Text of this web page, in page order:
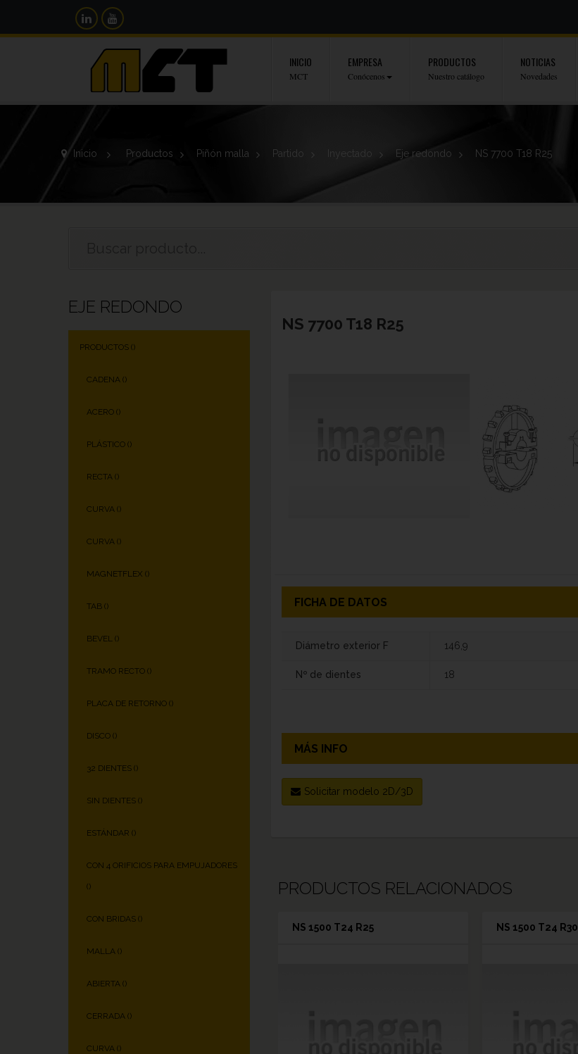
INICIO
MCT
EMPRESA
Conócenos
PRODUCTOS
Nuestro catálogo
NOTICIAS
Novedades
Inicio > Productos > Piñón malla > Partido > Inyectado > Eje redondo > NS 7700 T18 R25
EJE REDONDO
PRODUCTOS ()
CADENA ()
ACERO ()
PLÁSTICO ()
RECTA ()
CURVA ()
CURVA ()
MAGNETFLEX ()
TAB ()
BEVEL ()
TRAMO RECTO ()
PLACA DE RETORNO ()
DISCO ()
32 DIENTES ()
SIN DIENTES ()
ESTÁNDAR ()
CON 4 ORIFICIOS PARA EMPUJADORES
()
CON BRIDAS ()
MALLA ()
ABIERTA ()
CERRADA ()
CURVA ()
NS 7700 T18 R25
FICHA DE DATOS
Diámetro exterior F 146,9
Nº de dientes 18
MÁS INFO
Solicitar modelo 2D/3D
PRODUCTOS RELACIONADOS
NS 1500 T24 R25 NS 1500 T24 R30